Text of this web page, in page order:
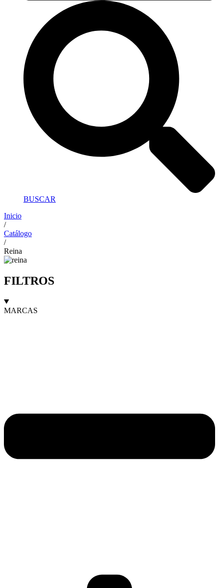
BUSCAR
Inicio
/
Catálogo
/
Reina
FILTROS
MARCAS